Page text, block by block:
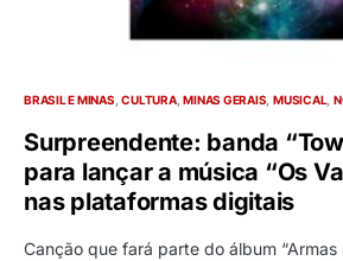
BRASIL E MINAS CULTURA MINAS GERAIS MUSICAL
Surpreendente: banda
para lançar a música “Os
nas plataformas digitais
Canção que fará parte do álbum “Armas